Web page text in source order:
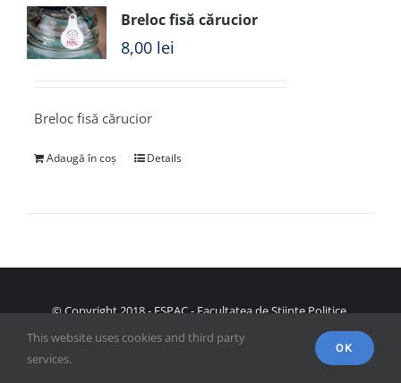
Breloc fisă cărucior
8,00 lei
Breloc fisă cărucior
Adaugă în coș Details
© Copyright 2018 - FSPAC - Facultatea de Științe Politice,
Administrative și ale Comunicării
This website uses cookies and third party
services.
OK